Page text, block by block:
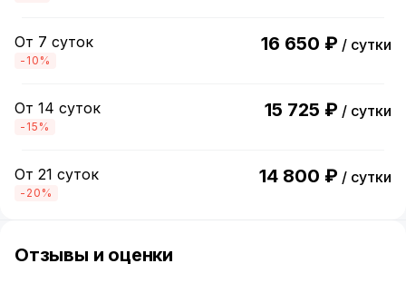
От 7 суток
-10%
16 650 ₽ / сутки
От 14 суток
-15%
15 725 ₽ / сутки
От 21 суток
-20%
14 800 ₽ / сутки
Отзывы и оценки